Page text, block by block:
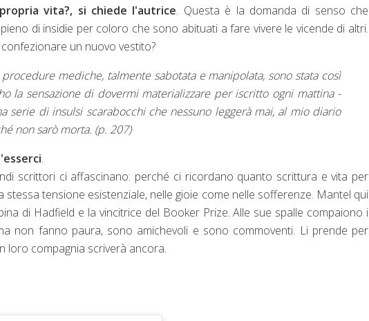
vita?, si chiede l'autrice. Questa è la domanda di senso che
di insidie per coloro che sono abituati a fare vivere le vicende di altri.
un nuovo vestito?
mediche, talmente sabotata e manipolata, sono stata così
la sensazione di dovermi materializzare per iscritto ogni mattina -
serie di insulsi scarabocchi che nessuno leggerà mai, al mio diario
non sarò morta. (p. 207)
.
scrittori ci affascinano: perché ci ricordano quanto scrittura e vita per
tensione esistenziale, nelle gioie come nelle sofferenze. Mantel qui
di Hadfield e la vincitrice del Booker Prize. Alle sue spalle compaiono i
non fanno paura, sono amichevoli e sono commoventi. Li prende per
loro compagnia scriverà ancora.